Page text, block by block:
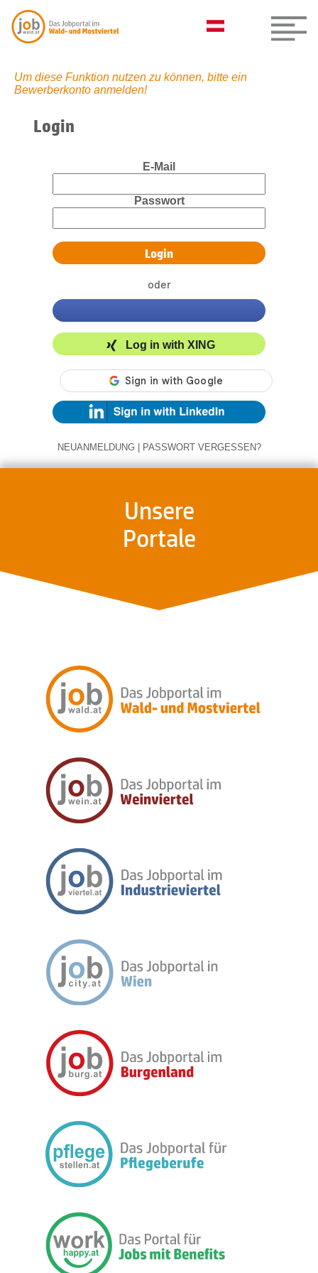
Um diese Funktion nutzen zu können, bitte ein
Bewerberkonto anmelden!
Login
E-Mail
Passwort
oder
Log in with XING
NEUANMELDUNG | PASSWORT VERGESSEN?
Unsere
Portale